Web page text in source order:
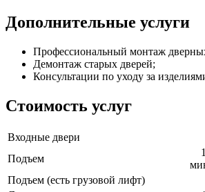
Дополнительные услуги
Профессиональный монтаж
Демонтаж старых дверей;
Консультации по уходу за
Стоимость услуг
Входные двери
Подъем
Подъем (есть грузовой лифт)